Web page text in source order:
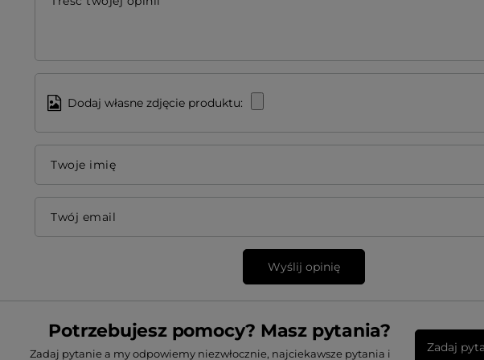
Dodaj własne zdjęcie produktu:
Twoje imię
Twój email
Wyślij opinię
Potrzebujesz pomocy? Masz pytania?
Zadaj pytanie a my odpowiemy niezwłocznie, najciekawsze pytania i Zadaj